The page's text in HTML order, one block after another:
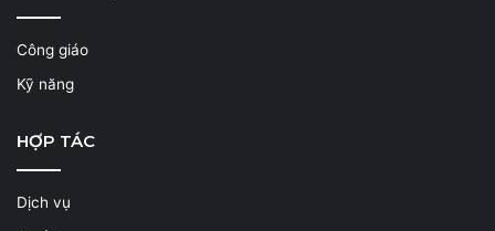
Công giáo
Kỹ năng
HỢP TÁC
Dịch vụ